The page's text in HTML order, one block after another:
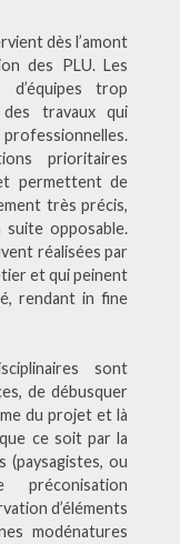
dès l’amont
des PLU. Les
d’équipes trop
des travaux qui
professionnelles.
prioritaires
permettent de
très précis,
opposable.
réalisées par
et qui peinent
rendant in fine
sont
de débusquer
du projet et là
ce soit par la
(paysagistes, ou
préconisation
d’éléments
modénatures